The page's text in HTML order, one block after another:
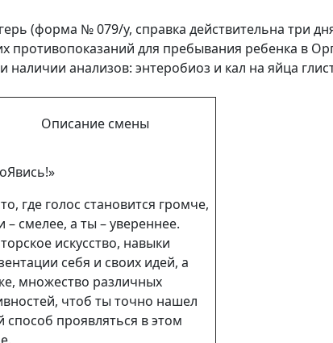
(форма № 079/у, справка действительна три
противопоказаний для пребывания ребенка в
анализов: энтеробиоз и кал на яйца
Описание смены
где голос становится громче,
– смелее, а ты – увереннее.
искусство, навыки
себя и своих идей, а
множество различных
чтоб ты точно нашел
способ проявляться в этом